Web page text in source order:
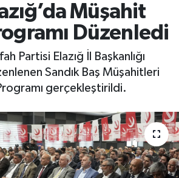
Müşahit
Düzenledi
Partisi Elazığ İl Başkanlığı
Sandık Baş Müşahitleri
gerçekleştirildi.